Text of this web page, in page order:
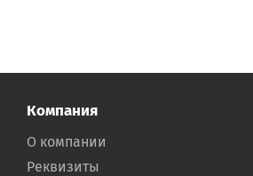
Компания
О компании
Реквизиты